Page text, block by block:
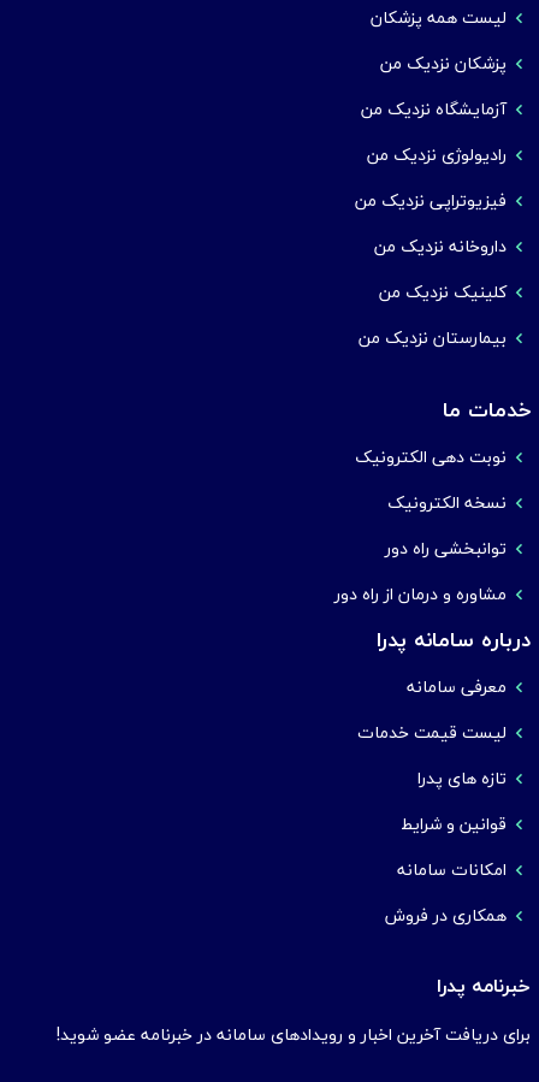
لیست همه پزشکان
پزشکان نزدیک من
آزمایشگاه نزدیک من
رادیولوژی نزدیک من
فیزیوتراپی نزدیک من
داروخانه نزدیک من
کلینیک نزدیک من
بیمارستان نزدیک من
خدمات ما
نوبت دهی الکترونیک
نسخه الکترونیک
توانبخشی راه دور
مشاوره و درمان از راه دور
درباره سامانه پدرا
معرفی سامانه
لیست قیمت خدمات
تازه های پدرا
قوانین و شرایط
امکانات سامانه
همکاری در فروش
خبرنامه پدرا
برای دریافت آخرین اخبار و رویدادهای سامانه در خبرنامه عضو شوید!